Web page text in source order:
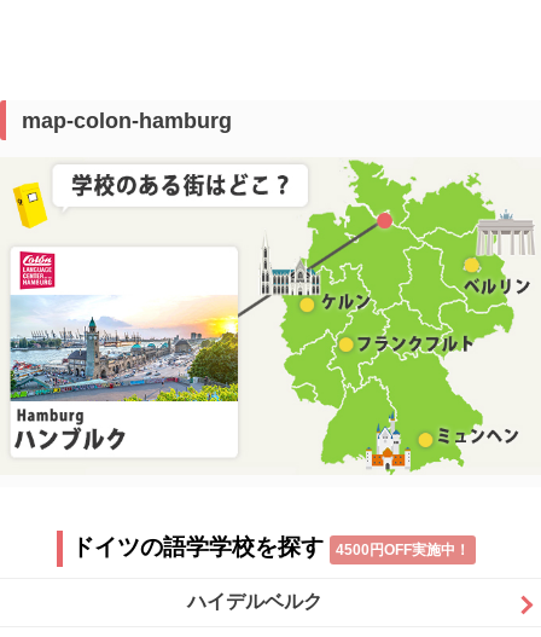
map-colon-hamburg
ドイツの語学学校を探す 4500円OFF実施中！
ハイデルベルク